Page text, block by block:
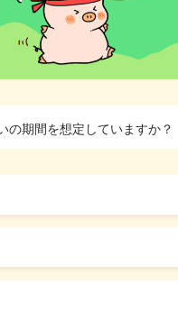
の期間を想定していますか？